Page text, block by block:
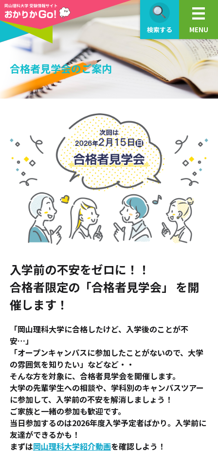
検索する MENU
合格者見学会のご案内
入学前の不安をゼロに！！
合格者限定の「合格者見学会」 を開
催します！
「岡山理科大学に合格したけど、入学後のことが不
安…」
「オープンキャンパスに参加したことがないので、大学
の雰囲気を知りたい」などなど・・
そんな方を対象に、合格者見学会を開催します。
大学の先輩学生への相談や、学科別のキャンパスツアー
に参加して、入学前の不安を解消しましょう！
ご家族と一緒の参加も歓迎です。
当日参加するのは2026年度入学予定者ばかり。入学前に
友達ができるかも！
まずは岡山理科大学紹介動画を確認しよう！